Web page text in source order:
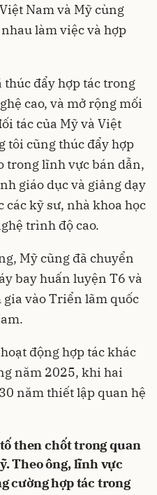
Nam và Mỹ cùng
làm việc và hợp
đẩy hợp tác trong
cao, và mở rộng mối
tác của Mỹ và Việt
tôi cũng thúc đẩy hợp
trong lĩnh vực bán dẫn,
giáo dục và giảng dạy
các kỹ sư, nhà khoa học
trình độ cao.
Mỹ cũng đã chuyển
bay huấn luyện T6 và
vào Triển lãm quốc
động hợp tác khác
năm 2025, khi hai
năm thiết lập quan hệ
then chốt trong quan
Theo ông, lĩnh vực
cường hợp tác trong